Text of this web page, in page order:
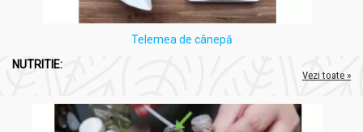
Telemea de cânepă
NUTRITIE:
Vezi toate »